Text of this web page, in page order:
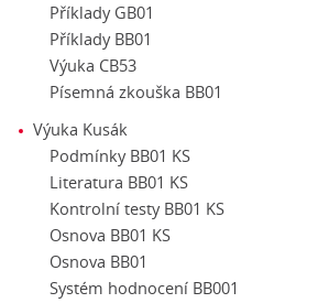
Příklady GB01
Příklady BB01
Výuka CB53
Písemná zkouška BB01
Výuka Kusák
Podmínky BB01 KS
Literatura BB01 KS
Kontrolní testy BB01 KS
Osnova BB01 KS
Osnova BB01
Systém hodnocení BB001